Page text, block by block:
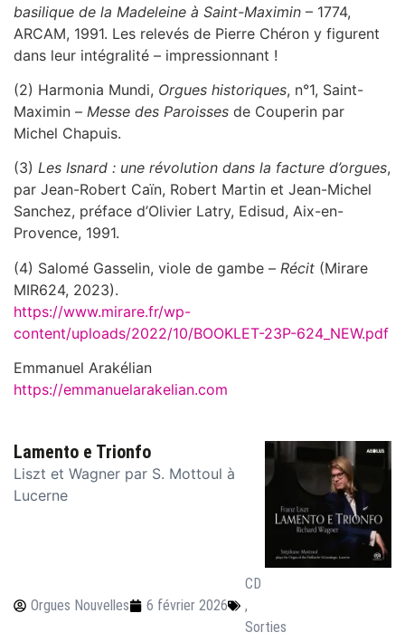
basilique de la Madeleine à Saint-Maximin – 1774,
ARCAM, 1991. Les relevés de Pierre Chéron y figurent
dans leur intégralité – impressionnant !
(2) Harmonia Mundi, Orgues historiques, n°1, Saint-
Maximin – Messe des Paroisses de Couperin par
Michel Chapuis.
(3) Les Isnard : une révolution dans la facture d’orgues,
par Jean-Robert Caïn, Robert Martin et Jean-Michel
Sanchez, préface d’Olivier Latry, Edisud, Aix-en-
Provence, 1991.
(4) Salomé Gasselin, viole de gambe – Récit (Mirare
MIR624, 2023).
https://www.mirare.fr/wp-
content/uploads/2022/10/BOOKLET-23P-624_NEW.pdf
Emmanuel Arakélian
https://emmanuelarakelian.com
Lamento e Trionfo
Liszt et Wagner par S. Mottoul à
Lucerne
Orgues Nouvelles 6 février 2026
CD
,
Sorties